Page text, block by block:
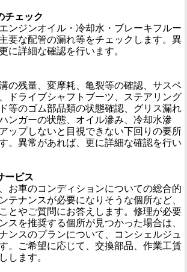
チェック
ンジンオイル・冷却水・ブレーキフルー
要な配管の漏れ等をチェックします。異
に詳細な確認を行います。
の残量、変摩耗、亀裂等の確認、サスペ
ドライブシャフトブーツ、ステアリング
等のゴム部品類の状態確認、グリス漏れ
ンガーの状態、オイル滲み、冷却水滲
ップしないと目視できない下回りの要所
。異常があれば、更に詳細な確認を行い
ービス
お車のコンディションについての総合的
テナンスが必要になりそうな個所など、
とやご質問にお答えします。修理が必要
スを推奨する個所が見つかった場合は、
ンスのプランについて、コンシェルジュ
。ご希望に応じて、交換部品、作業工賃
します。